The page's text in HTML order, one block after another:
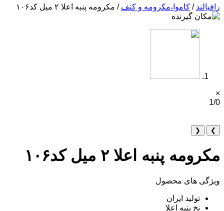
رافیالند / کاموا،مکرومه و کنف / مکرومه پنبه اعلا ۲ میل کد۱۰۶
×
1/0
❯
❮
مکرومه پنبه اعلا ۲ میل کد۱۰۶
ویژگی های محصول
تولید ایران
نخ پنبه اعلا